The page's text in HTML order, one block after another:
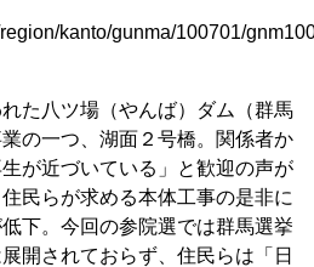
kanto/gunma/100701/
た八ツ場（やんば）ダム（群馬
の一つ、湖面２号橋。関係者か
が近づいている」と歓迎の声が
民らが求める本体工事の是非に
下。今回の参院選では群馬選挙
開されておらず、住民らは「日